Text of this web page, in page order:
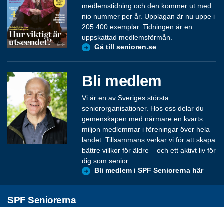
medlemstidning och den kommer ut med
nio nummer per år. Upplagan är nu uppe i
205 400 exemplar. Tidningen är en
uppskattad medlemsförmån.
Gå till senioren.se
Bli medlem
Vi är en av Sveriges största
seniororganisationer. Hos oss delar du
gemenskapen med närmare en kvarts
miljon medlemmar i föreningar över hela
landet. Tillsammans verkar vi för att skapa
bättre villkor för äldre – och ett aktivt liv för
dig som senior.
Bli medlem i SPF Seniorerna här
SPF Seniorerna